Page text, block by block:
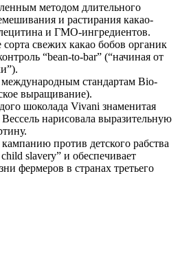
методом длительного
и растирания какао-
и ГМО-ингредиентов.
свежих какао бобов органик
“bean-to-bar” (“начиная от
стандартам Bio-
выращивание).
шоколада Vivani знаменитая
нарисовала выразительную
против детского рабства
slavery” и обеспечивает
фермеров в странах третьего